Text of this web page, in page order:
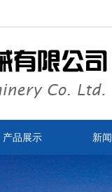
产品展示 新